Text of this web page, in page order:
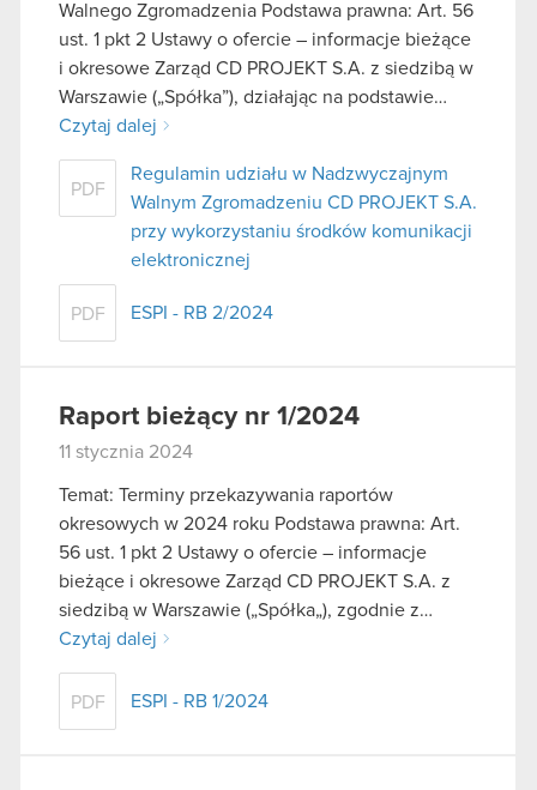
Walnego Zgromadzenia Podstawa prawna: Art. 56
ust. 1 pkt 2 Ustawy o ofercie – informacje bieżące
i okresowe Zarząd CD PROJEKT S.A. z siedzibą w
Warszawie („Spółka”), działając na podstawie…
Czytaj dalej
PDF
Regulamin udziału w Nadzwyczajnym
Walnym Zgromadzeniu CD PROJEKT S.A.
przy wykorzystaniu środków komunikacji
elektronicznej
PDF ESPI - RB 2/2024
Raport bieżący nr 1/2024
11 stycznia 2024
Temat: Terminy przekazywania raportów
okresowych w 2024 roku Podstawa prawna: Art.
56 ust. 1 pkt 2 Ustawy o ofercie – informacje
bieżące i okresowe Zarząd CD PROJEKT S.A. z
siedzibą w Warszawie („Spółka„), zgodnie z…
Czytaj dalej
PDF ESPI - RB 1/2024